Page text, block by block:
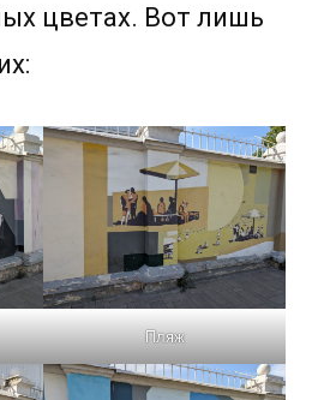
цветах. Вот лишь
Пляж